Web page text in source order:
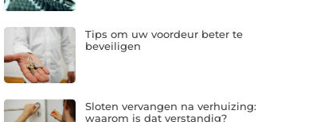
Tips om uw voordeur beter te
beveiligen
Sloten vervangen na verhuizing:
waarom is dat verstandig?